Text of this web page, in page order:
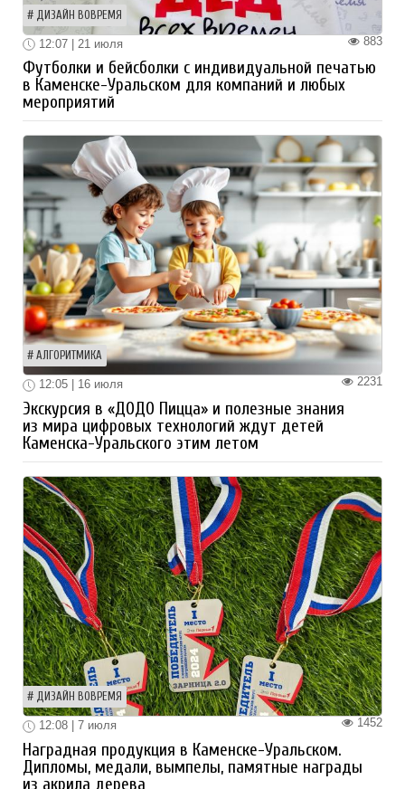
ДИЗАЙН ВОВРЕМЯ
883
12:07 | 21 июля
Футболки и бейсболки с индивидуальной печатью
в Каменске-Уральском для компаний и любых
мероприятий
АЛГОРИТМИКА
2231
12:05 | 16 июля
Экскурсия в «ДОДО Пицца» и полезные знания
из мира цифровых технологий ждут детей
Каменска-Уральского этим летом
ДИЗАЙН ВОВРЕМЯ
1452
12:08 | 7 июля
Наградная продукция в Каменске-Уральском.
Дипломы, медали, вымпелы, памятные награды
из акрила дерева